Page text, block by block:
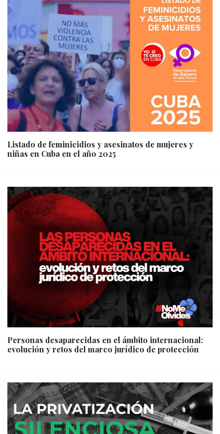
Listado de feminicidios y asesinatos de mujeres y
niñas en Cuba en el año 2025
Personas desaparecidas en el ámbito internacional:
evolución y retos del marco jurídico de protección